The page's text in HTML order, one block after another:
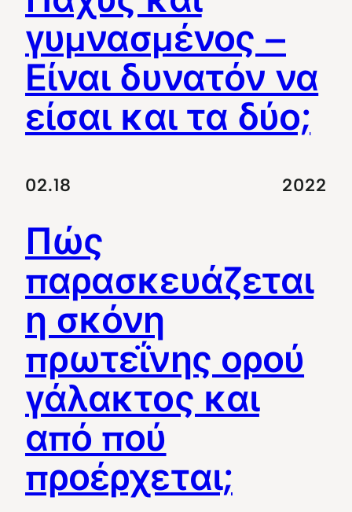
γυμνασμένος –
Είναι δυνατόν να
είσαι και τα δύο;
02.18 2022
Πώς
παρασκευάζεται
η σκόνη
πρωτεΐνης ορού
γάλακτος και
από πού
προέρχεται;